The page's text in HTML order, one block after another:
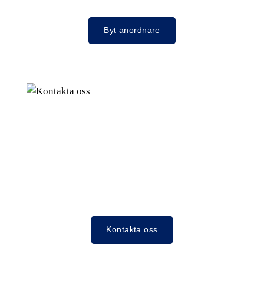
Byt anordnare
Kontakta oss